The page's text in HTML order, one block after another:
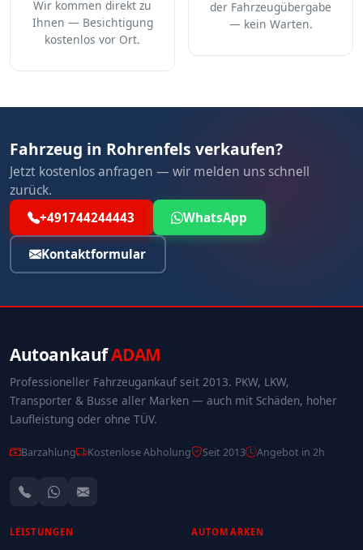
Wir kommen direkt zu
Ihnen — Besichtigung
kostenlos vor Ort.
der Fahrzeugübergabe
— kein Warten.
Fahrzeug in Rohrenfels verkaufen?
Jetzt kostenlos anfragen — wir melden uns schnell
zurück.
+491744244443 WhatsApp
Kontaktformular
AutoankaufADAM
Professioneller Fahrzeugankauf seit 2013. PKW, LKW,
Transporter & Busse aller Marken — auch mit Schäden, hoher
Laufleistung oder ohne TÜV.
Barzahlung Kostenlose Abholung Seit 2013 Angebot in 2h
LEISTUNGEN AUTOMARKEN